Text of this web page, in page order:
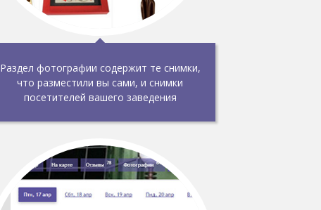
Раздел фотографии содержит те снимки,
что разместили вы сами, и снимки
посетителей вашего заведения